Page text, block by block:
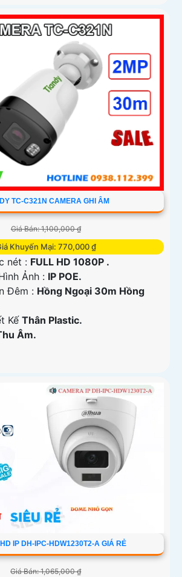
TC-C321N CAMERA GHI ÂM
Giá Bán: 1,100,000 ₫
Khuyến Mại: 770,000 ₫
nét : FULL HD 1080P .
Ảnh : IP POE.
Đêm : Hồng Ngoại 30m Hồng
Kế Thân Plastic.
Âm.
IP DH-IPC-HDW1230T2-A GIÁ RẺ
Giá Bán: 1,065,000 ₫